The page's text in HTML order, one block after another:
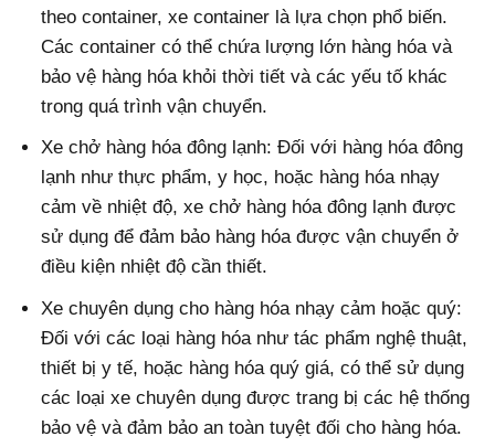
theo container, xe container là lựa chọn phổ biến.
Các container có thể chứa lượng lớn hàng hóa và
bảo vệ hàng hóa khỏi thời tiết và các yếu tố khác
trong quá trình vận chuyển.
Xe chở hàng hóa đông lạnh: Đối với hàng hóa đông
lạnh như thực phẩm, y học, hoặc hàng hóa nhạy
cảm về nhiệt độ, xe chở hàng hóa đông lạnh được
sử dụng để đảm bảo hàng hóa được vận chuyển ở
điều kiện nhiệt độ cần thiết.
Xe chuyên dụng cho hàng hóa nhạy cảm hoặc quý:
Đối với các loại hàng hóa như tác phẩm nghệ thuật,
thiết bị y tế, hoặc hàng hóa quý giá, có thể sử dụng
các loại xe chuyên dụng được trang bị các hệ thống
bảo vệ và đảm bảo an toàn tuyệt đối cho hàng hóa.